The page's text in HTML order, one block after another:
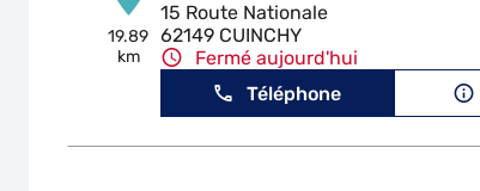
19.89
km
15 Route Nationale
62149 CUINCHY
Fermé aujourd'hui
Téléphone